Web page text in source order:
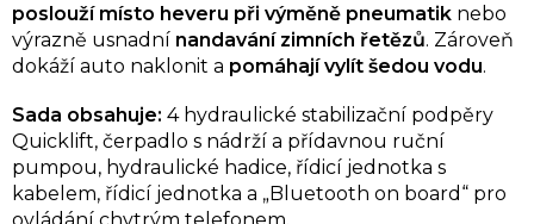
poslouží místo heveru při výměně pneumatik nebo
výrazně usnadní nandavání zimních řetězů. Zároveň
dokáží auto naklonit a pomáhají vylít šedou vodu.
Sada obsahuje: 4 hydraulické stabilizační podpěry
Quicklift, čerpadlo s nádrží a přídavnou ruční
pumpou, hydraulické hadice, řídicí jednotka s
kabelem, řídicí jednotka a „Bluetooth on board“ pro